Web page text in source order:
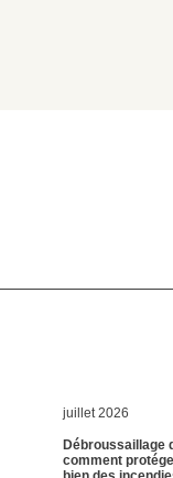
juillet 2026
Débroussaillage
comment